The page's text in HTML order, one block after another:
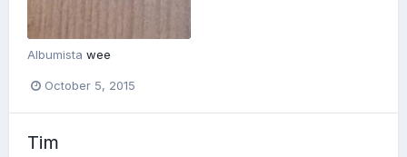
Albumista wee
October 5, 2015
Tim